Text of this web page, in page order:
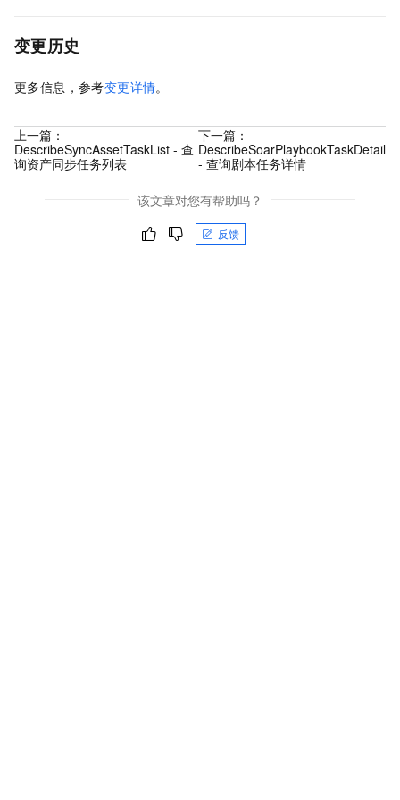
变更历史
更多信息，参考变更详情。
上一篇：
DescribeSyncAssetTaskList - 查
询资产同步任务列表
下一篇：
DescribeSoarPlaybookTaskDetail
- 查询剧本任务详情
该文章对您有帮助吗？
反馈